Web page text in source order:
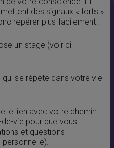
des signaux « forts »
repérer plus facilement.
un stage (voir ci-
se répète dans votre vie
lien avec votre chemin
vie pour que vous
et questions